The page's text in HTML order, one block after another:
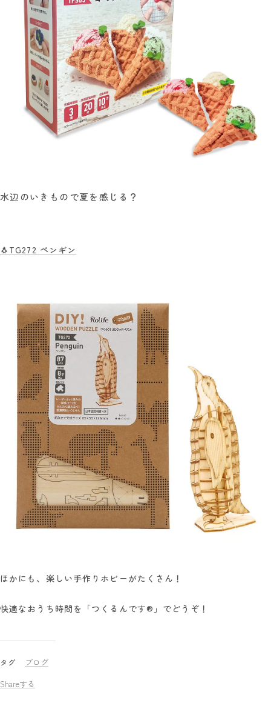
タグ
ブログ
Shareする
水辺のいきもので夏を感じる？
🐧TG272 ペンギン
ほかにも、楽しい手作りホビーがたくさん！
快適なおうち時間を「つくるんです®」でどうぞ！